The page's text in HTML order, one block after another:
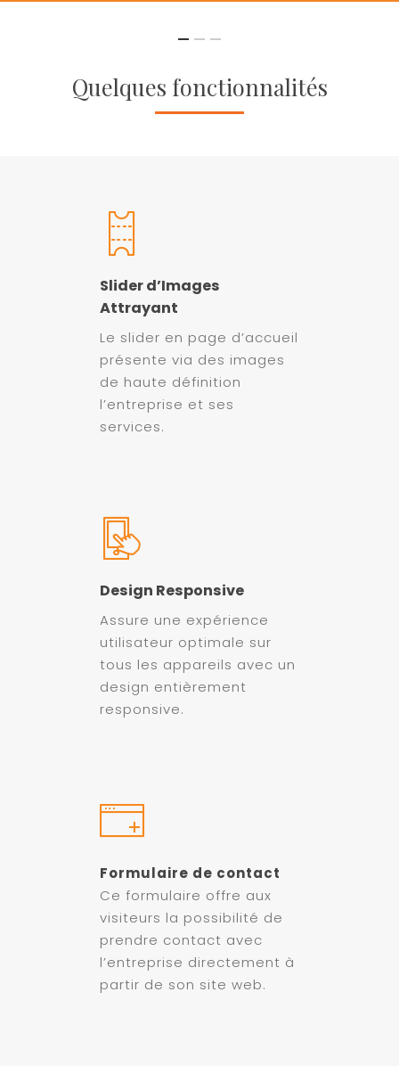
Quelques fonctionnalités
Slider d’Images
Attrayant
Le slider en page d’accueil
présente via des images
de haute définition
l’entreprise et ses
services.
Design Responsive
Assure une expérience
utilisateur optimale sur
tous les appareils avec un
design entièrement
responsive.
Formulaire de contact
Ce formulaire offre aux
visiteurs la possibilité de
prendre contact avec
l’entreprise directement à
partir de son site web.